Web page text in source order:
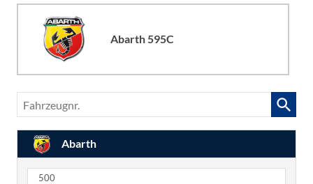
Abarth 595C
Fahrzeugnr.
Abarth
500